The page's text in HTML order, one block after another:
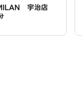
宇治店